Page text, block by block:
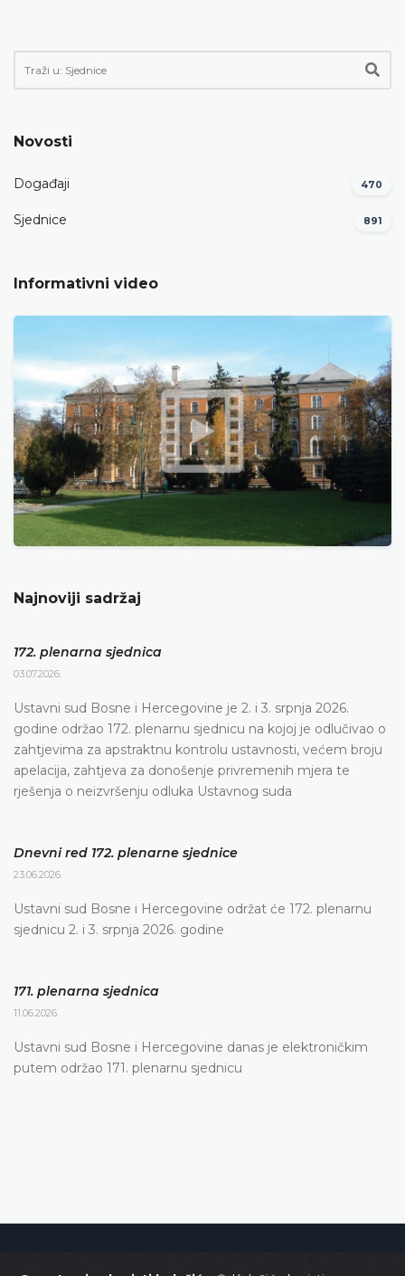
Novosti
Događaji 470
Sjednice 891
Informativni video
Najnoviji sadržaj
172. plenarna sjednica
03.07.2026.
Ustavni sud Bosne i Hercegovine je 2. i 3. srpnja 2026.
godine održao 172. plenarnu sjednicu na kojoj je odlučivao o
zahtjevima za apstraktnu kontrolu ustavnosti, većem broju
apelacija, zahtjeva za donošenje privremenih mjera te
rješenja o neizvršenju odluka Ustavnog suda
Dnevni red 172. plenarne sjednice
23.06.2026.
Ustavni sud Bosne i Hercegovine održat će 172. plenarnu
sjednicu 2. i 3. srpnja 2026. godine
171. plenarna sjednica
11.06.2026.
Ustavni sud Bosne i Hercegovine danas je elektroničkim
putem održao 171. plenarnu sjednicu